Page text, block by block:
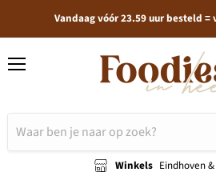
Vandaag vóór 23.59 uur besteld
Winkels Eindhoven